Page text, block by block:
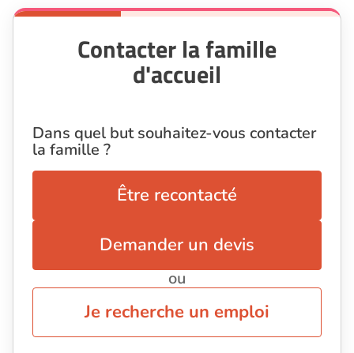
Contacter la famille
d'accueil
Dans quel but souhaitez-vous contacter
la famille ?
Être recontacté
Demander un devis
ou
Je recherche un emploi